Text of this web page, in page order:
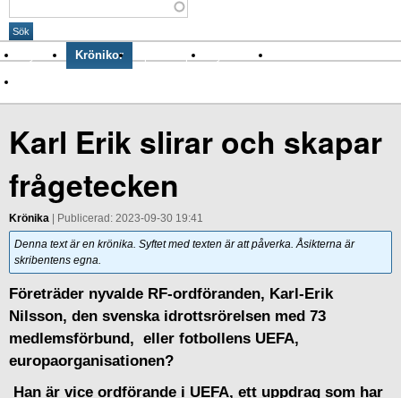
Nyheter Krönikor Sport & spel Nyhetsbrev
Karl Erik slirar och skapar
frågetecken
Krönika | Publicerad: 2023-09-30 19:41
Denna text är en krönika. Syftet med texten är att påverka. Åsikterna är
skribentens egna.
Företräder nyvalde RF-ordföranden, Karl-Erik
Nilsson, den svenska idrottsrörelsen med 73
medlemsförbund, eller fotbollens UEFA,
europaorganisationen?
Han är vice ordförande i UEFA, ett uppdrag som har